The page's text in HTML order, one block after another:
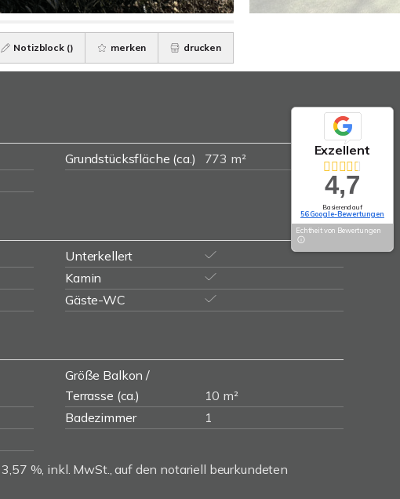
Notizblock () merken drucken
Grundstücksfläche (ca.)
773 m²
Unterkellert
Kamin
Gäste-WC
Größe Balkon /
Terrasse (ca.)
10 m²
Badezimmer
1
%, inkl. MwSt., auf den notariell beurkundeten
Exzellent
4,7
Basierend auf
56 Google-Bewertungen
Echtheit von Bewertungen